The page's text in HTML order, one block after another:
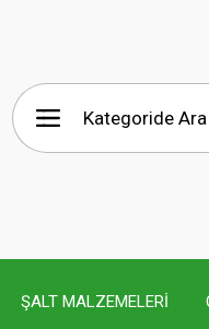
ŞALT MALZEMELERİ